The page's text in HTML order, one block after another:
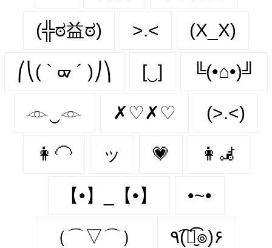
(╬ಠ益ಠ) >.< (X_X)
⎛⎝( ` ᢍ ´ )⎠⎞ [‿] ╚(•⌂•)╝
𓁹‿𓁹 ✗♡✗♡ (>.<)
👩‍🦲 ッ 💗 👩‍🦼‍
【•】_【•】 •~•
（⌒▽⌒） ٩(͡๏̮͡๏)۶